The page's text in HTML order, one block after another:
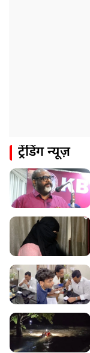
ट्रेंडिंग न्यूज़